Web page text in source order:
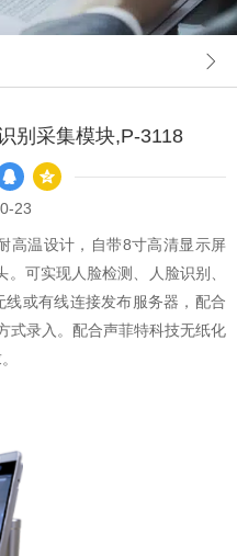
别采集模块,P-3118
23
高温设计，自带8寸高清显示屏
可实现人脸检测、人脸识别、
或有线连接发布服务器，配合
式录入。配合声菲特科技无纸化